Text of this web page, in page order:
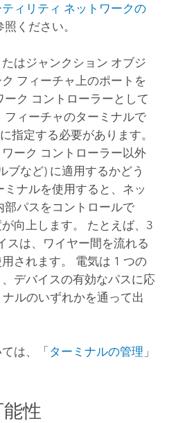
ィリティ ネットワークの
ください。
はジャンクション オブジ
フィーチャ上のポートを
ク コントローラーとして
ィーチャのターミナルで
指定する必要があります。
ーク コントローラー以外
ブなど) に適用するかどう
ナルを使用すると、ネッ
部パスをコントロールで
向上します。 たとえば、3
スは、ワイヤー間を流れる
されます。 電気は 1 つの
デバイスの有効なパスに応
ルのいずれかを通って出
は、「 ターミナルの管理 」
性